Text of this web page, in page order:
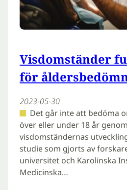
Visdomständer
för
2023-05-30
Det går inte att bedöma
över eller under 18 år
visdomständernas
studie som gjorts av
universitet och Karolinska
Medicinska…